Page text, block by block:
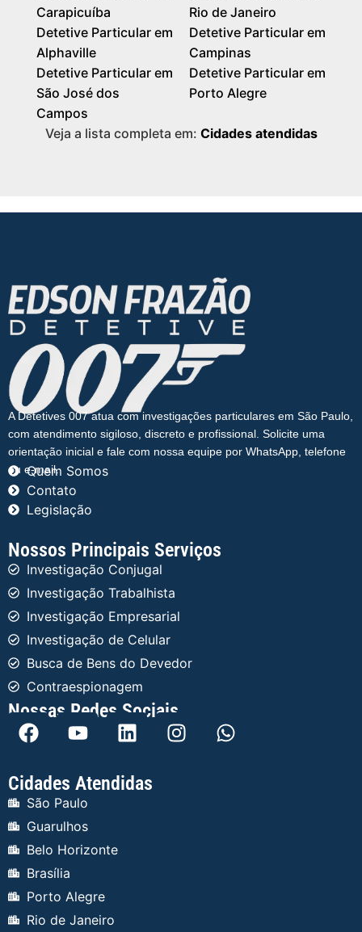
Carapicuíba
Detetive Particular em
Alphaville
Detetive Particular em
São José dos
Campos
Rio de Janeiro
Detetive Particular em
Campinas
Detetive Particular em
Porto Alegre
Veja a lista completa em: Cidades atendidas
A Detetives 007 atua com investigações particulares em São Paulo,
com atendimento sigiloso, discreto e profissional. Solicite uma
orientação inicial e fale com nossa equipe por WhatsApp, telefone
ou e-mail.
Quem Somos
Contato
Legislação
Nossos Principais Serviços
Investigação Conjugal
Investigação Trabalhista
Investigação Empresarial
Investigação de Celular
Busca de Bens do Devedor
Contraespionagem
Nossas Redes Sociais
Cidades Atendidas
São Paulo
Guarulhos
Belo Horizonte
Brasília
Porto Alegre
Rio de Janeiro